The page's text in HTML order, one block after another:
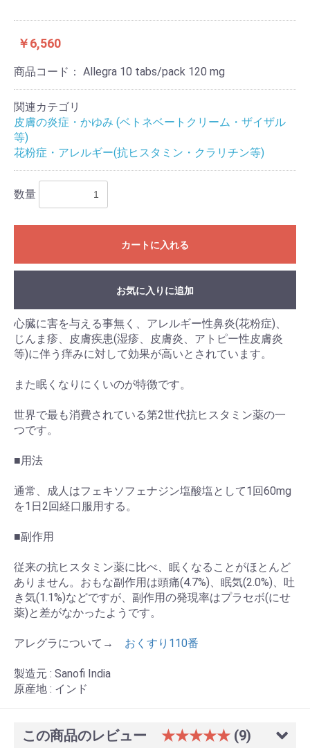
￥6,560
商品コード： Allegra 10 tabs/pack 120 mg
関連カテゴリ
皮膚の炎症・かゆみ (ベトネベートクリーム・ザイザル
等)
花粉症・アレルギー(抗ヒスタミン・クラリチン等)
数量
カートに入れる
お気に入りに追加
心臓に害を与える事無く、アレルギー性鼻炎(花粉症)、
じんま疹、皮膚疾患(湿疹、皮膚炎、アトピー性皮膚炎
等)に伴う痒みに対して効果が高いとされています。
また眠くなりにくいのが特徴です。
世界で最も消費されている第2世代抗ヒスタミン薬の一
つです。
■用法
通常、成人はフェキソフェナジン塩酸塩として1回60mg
を1日2回経口服用する。
■副作用
従来の抗ヒスタミン薬に比べ、眠くなることがほとんど
ありません。おもな副作用は頭痛(4.7%)、眠気(2.0%)、吐
き気(1.1%)などですが、副作用の発現率はプラセボ(にせ
薬)と差がなかったようです。
アレグラについて→ おくすり110番
製造元 : Sanofi India
原産地 : インド
この商品のレビュー ★★★★★ (9)